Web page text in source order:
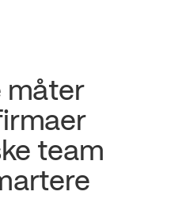
måter
team